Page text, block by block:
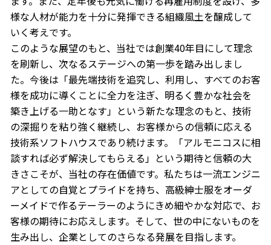
様な人材が能力を十分に発揮できる組織風土を醸成して
いく考えです。
このような展望のもと、当社では創業40年目にして理念
を刷新し、次なるステージへの第一歩を踏み出しまし
た。今後は「最先端技術を追究し、利用し、すべてのお客
様を成功に導くことに全力を注ぎ、明るく豊かな社会を
築き上げる一助となす」という新たな理念のもと、技術
の深掘りを粘り強く継続し、お客様からの信頼に応える
技術系ソフトハウスであり続けます。「アルモニコスに相
談すれば必ず解決してもらえる」という期待と信頼の大
きさこそが、当社の存在価値です。私たちは一流エンジニ
アとしての自覚とプライドを持ち、高級紳士服をオーダ
ーメイドで作るテーラーのようにきめ細やかな対応で、お
客様の期待にお応えします。そして、世の中にないものを
生み出し、企業としてのさらなる発展を目指します。